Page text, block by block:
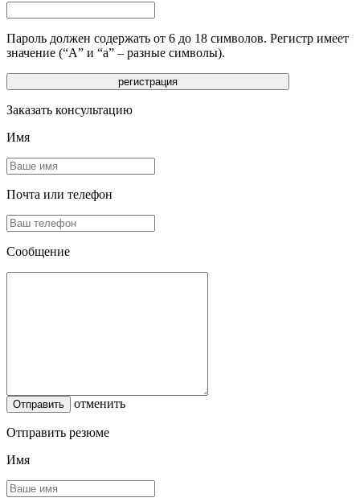
Пароль должен содержать от 6 до 18 символов. Регистр имеет
значение (“А” и “а” – разные символы).
Заказать консультацию
Имя
Почта или телефон
Сообщение
отменить
Отправить резюме
Имя